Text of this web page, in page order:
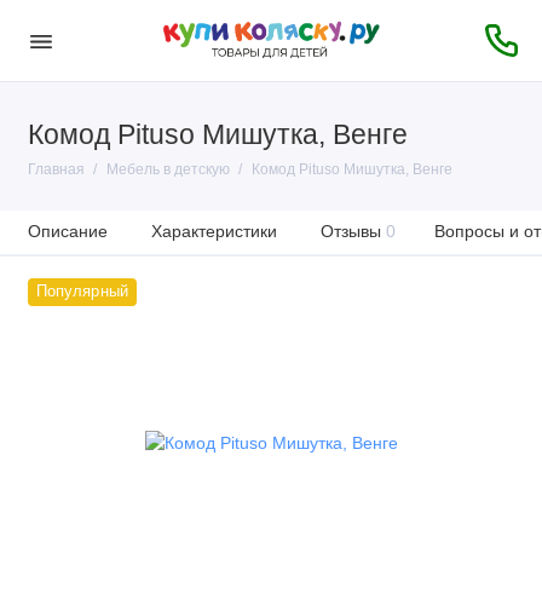
Комод Pituso Мишутка, Венге
Главная Мебель в детскую Комод Pituso Мишутка, Венге
Описание Характеристики Отзывы 0 Вопросы и
Популярный